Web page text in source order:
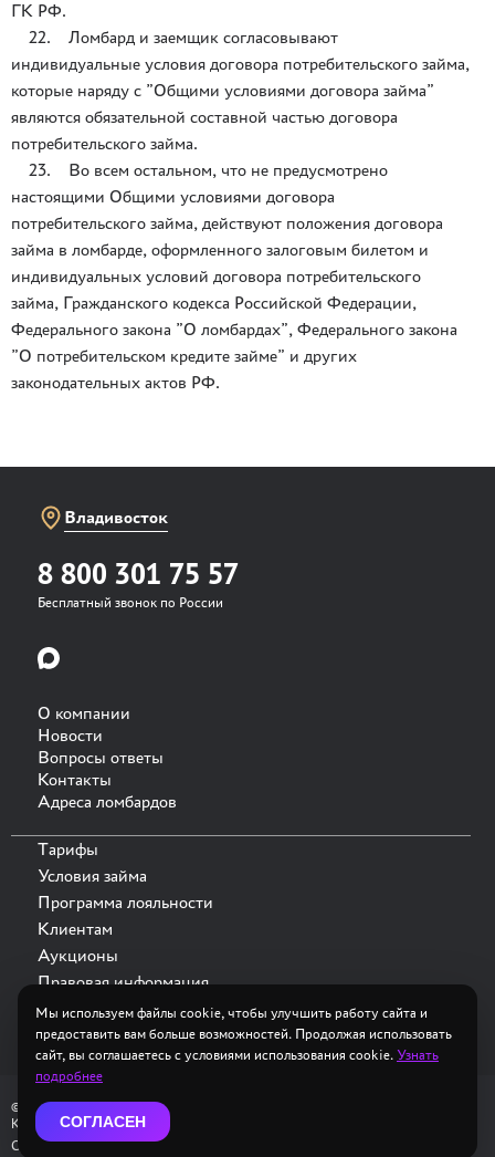
ГК РФ.
22. Ломбард и заемщик согласовывают
индивидуальные условия договора потребительского займа,
которые наряду с ”Общими условиями договора займа”
являются обязательной составной частью договора
потребительского займа.
23. Во всем остальном, что не предусмотрено
настоящими Общими условиями договора
потребительского займа, действуют положения договора
займа в ломбарде, оформленного залоговым билетом и
индивидуальных условий договора потребительского
займа, Гражданского кодекса Российской Федерации,
Федерального закона ”О ломбардах”, Федерального закона
”О потребительском кредите займе” и других
законодательных актов РФ.
Владивосток
8 800 301 75 57
Бесплатный звонок по России
О компании
Новости
Вопросы ответы
Контакты
Адреса ломбардов
Тарифы
Условия займа
Программа лояльности
Клиентам
Аукционы
Правовая информация
© 2026 ООО "Ломбард Ларец"
Компания внесена в государственный реестр ломбардов ЦБ РФ
Сделано в
Akyzo
Мы используем файлы cookie, чтобы улучшить работу сайта и
предоставить вам больше возможностей. Продолжая использовать
сайт, вы соглашаетесь с условиями использования cookie. Узнать
подробнее
СОГЛАСЕН